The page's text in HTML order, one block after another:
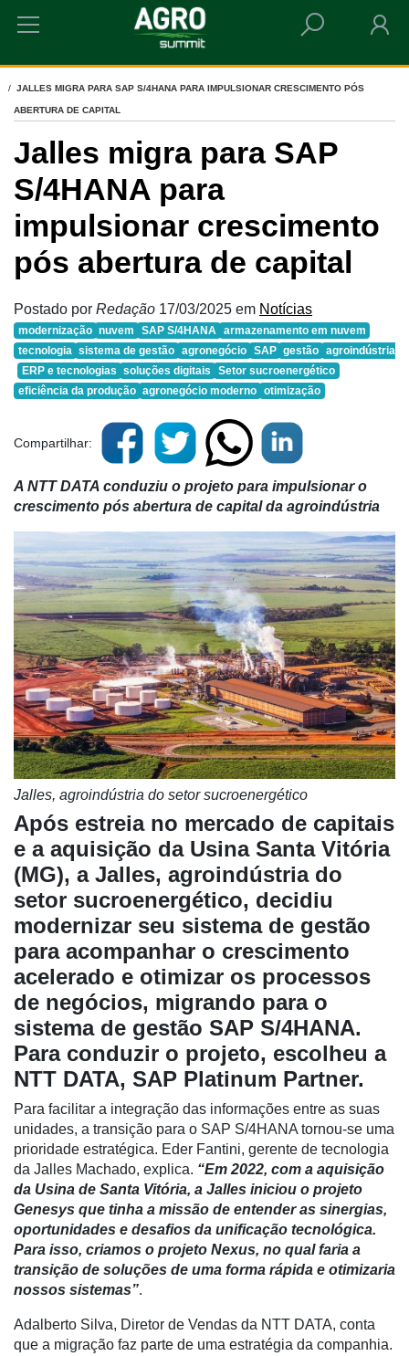
Cadastre-
se
Minha
conta
Notícias
Destaque
Mercado
Troca
de
Cadeira
Agenda
HOME
JALLES MIGRA PARA SAP S/4HANA PARA IMPULSIONAR CRESCIMENTO PÓS
ABERTURA DE CAPITAL
Jalles migra para SAP
S/4HANA para
impulsionar crescimento
pós abertura de capital
Postado por Redação 17/03/2025 em Notícias
modernização nuvem SAP S/4HANA armazenamento em nuvem
tecnologia sistema de gestão agronegócio SAP gestão agroindústria
ERP e tecnologias soluções digitais
Setor sucroenergético
eficiência da produção agronegócio moderno otimização
Compartilhar:
A NTT DATA conduziu o projeto para impulsionar o
crescimento pós abertura de capital da agroindústria
Jalles, agroindústria do setor sucroenergético
Após estreia no mercado de capitais
e a aquisição da Usina Santa Vitória
(MG), a Jalles, agroindústria do
setor sucroenergético, decidiu
modernizar seu sistema de gestão
para acompanhar o crescimento
acelerado e otimizar os processos
de negócios, migrando para o
sistema de gestão SAP S/4HANA.
Para conduzir o projeto, escolheu a
NTT DATA, SAP Platinum Partner.
Para facilitar a integração das informações entre as suas
unidades, a transição para o SAP S/4HANA tornou-se uma
prioridade estratégica. Eder Fantini, gerente de tecnologia
da Jalles Machado, explica. “Em 2022, com a aquisição
da Usina de Santa Vitória, a Jalles iniciou o projeto
Genesys que tinha a missão de entender as sinergias,
oportunidades e desafios da unificação tecnológica.
Para isso, criamos o projeto Nexus, no qual faria a
transição de soluções de uma forma rápida e otimizaria
nossos sistemas”.
Adalberto Silva, Diretor de Vendas da NTT DATA, conta
que a migração faz parte de uma estratégia da companhia.